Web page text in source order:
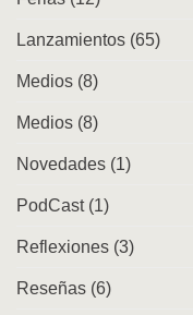
Lanzamientos (65)
Medios (8)
Medios (8)
Novedades (1)
PodCast(1)
Reflexiones (3)
Reseñas (6)